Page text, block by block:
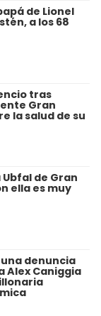
de Lionel
a los 68
tras
Gran
la salud de su
de Gran
ella es muy
denuncia
Alex Caniggia